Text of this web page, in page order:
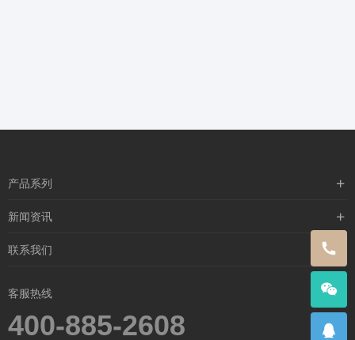
产品系列
含漱类
新闻资讯
行业新闻
媒体新闻
联系我们
常见问题
客服热线
400-885-2608